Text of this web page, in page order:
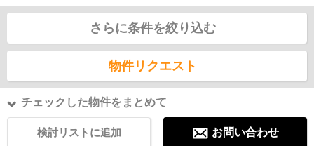
さらに条件を絞り込む
物件リクエスト
チェックした物件をまとめて
検討リストに追加 お問い合わせ